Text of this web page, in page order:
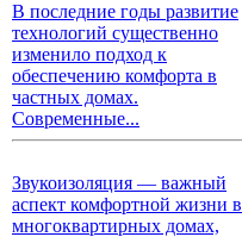
В последние годы развитие
технологий существенно
изменило подход к
обеспечению комфорта в
частных домах.
Современные...
Звукоизоляция — важный
аспект комфортной жизни в
многоквартирных домах,